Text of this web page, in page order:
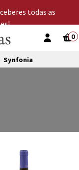
todas as
0
Synfonia